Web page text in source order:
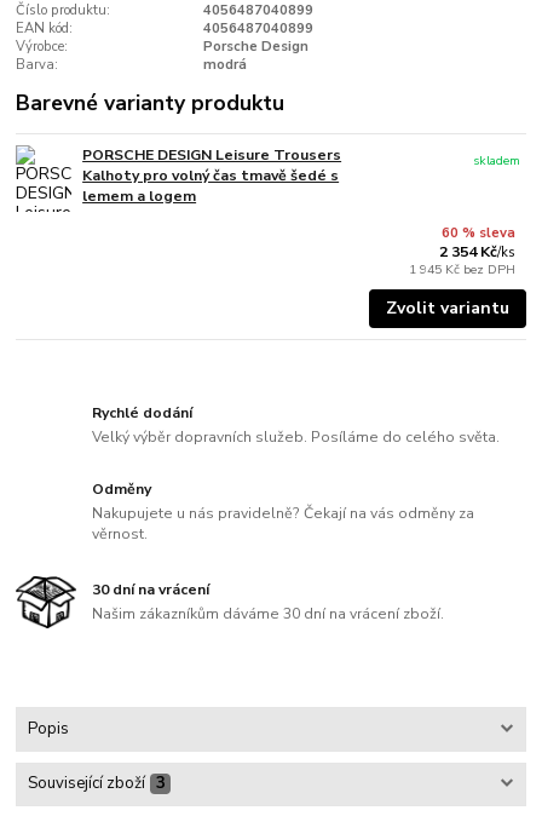
Číslo produktu:
4056487040899
EAN kód:
4056487040899
Výrobce:
Porsche Design
Barva:
modrá
Barevné varianty produktu
PORSCHE DESIGN Leisure Trousers
Kalhoty pro volný čas tmavě šedé s
lemem a logem
60 % sleva
2 354 Kč/ks
1 945 Kč bez DPH
skladem
Zvolit variantu
Rychlé dodání
Velký výběr dopravních služeb. Posíláme do celého světa.
Odměny
Nakupujete u nás pravidelně? Čekají na vás odměny za
věrnost.
30 dní na vrácení
Našim zákazníkům dáváme 30 dní na vrácení zboží.
Popis
Související zboží 3